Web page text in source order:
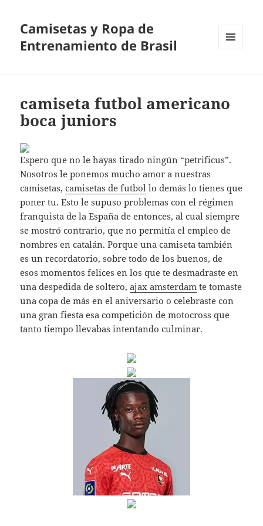
Camisetas y Ropa de
Entrenamiento de Brasil
camiseta futbol americano
boca juniors
Espero que no le hayas tirado ningún “petrificus”.
Nosotros le ponemos mucho amor a nuestras
camisetas,camisetas de futbol lo demás lo tienes que
poner tu. Esto le supuso problemas con el régimen
franquista de la España de entonces, al cual siempre
se mostró contrario, que no permitía el empleo de
nombres en catalán. Porque una camiseta también
es un recordatorio, sobre todo de los buenos, de
esos momentos felices en los que te desmadraste en
una despedida de soltero,ajax amsterdam te tomaste
una copa de más en el aniversario o celebraste con
una gran fiesta esa competición de motocross que
tanto tiempo llevabas intentando culminar.